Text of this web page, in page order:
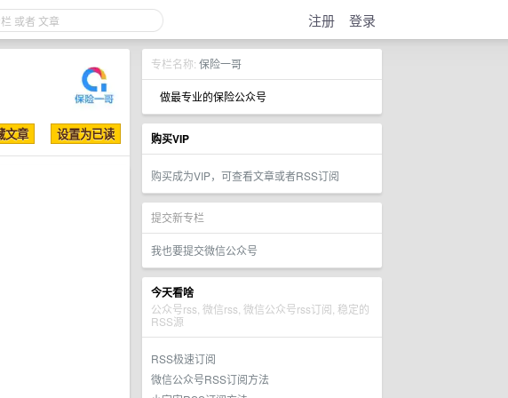
注册 登录
专栏名称: 保险一哥
做最专业的保险公众号
购买VIP
购买成为VIP，可查看文章或者RSS订阅
提交新专栏
我也要提交微信公众号
今天看啥
公众号rss, 微信rss, 微信公众号rss订阅, 稳定的
RSS源
RSS极速订阅
微信公众号RSS订阅方法